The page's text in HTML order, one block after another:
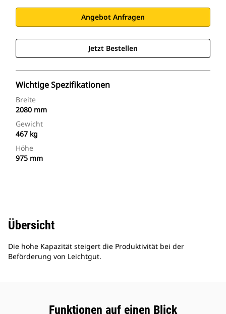
Angebot Anfragen
Jetzt Bestellen
Wichtige Spezifikationen
Breite
2080 mm
Gewicht
467 kg
Höhe
975 mm
Übersicht
Die hohe Kapazität steigert die Produktivität bei der
Beförderung von Leichtgut.
Funktionen auf einen Blick